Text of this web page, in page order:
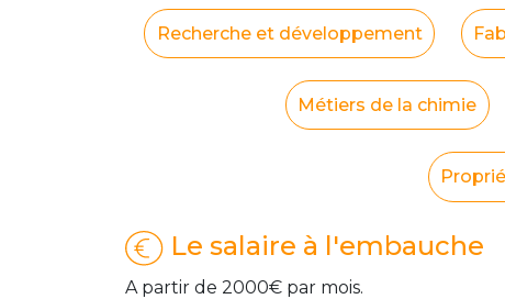
Recherche et développement
Métiers de la chimie
Le salaire à l'embauche
A partir de 2000€ par mois.